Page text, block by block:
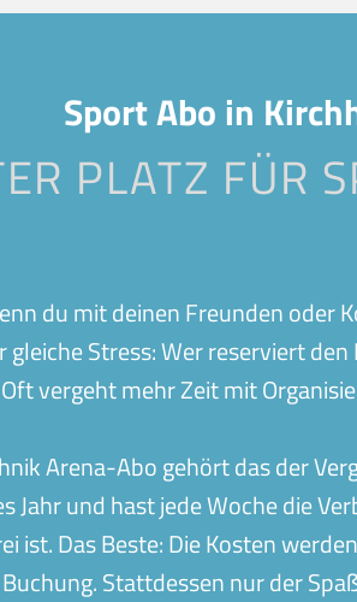
Bocholt
Rohrbach Herrenberg
Ravensburg
Sport Abo in
PLATZ FÜR
du mit deinen Freunden oder
Stress: Wer reserviert
vergeht mehr Zeit mit
Arena-Abo gehört das der
Jahr und hast jede Woche die
ist. Das Beste: Die Kosten
Stattdessen nur der